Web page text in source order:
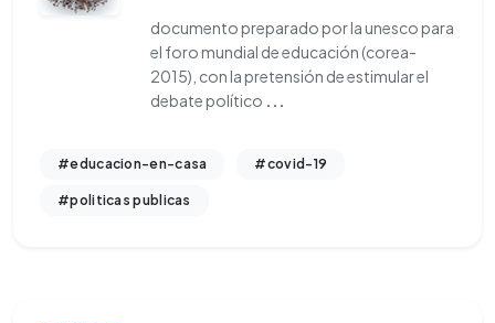
documento preparado por la unesco para
el foro mundial de educación (corea-
2015), con la pretensión de estimular el
debate político ...
#educacion-en-casa #covid-19
#politicas publicas